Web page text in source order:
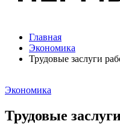
Главная
Экономика
Трудовые заслуги
Экономика
Трудовые